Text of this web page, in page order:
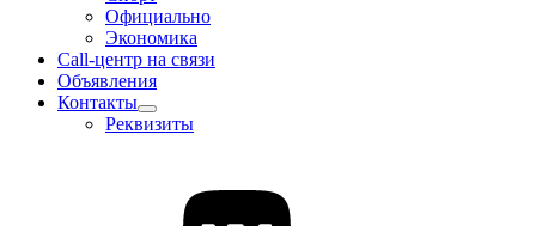
Официально
Экономика
Call-центр на связи
Объявления
Контакты
Реквизиты